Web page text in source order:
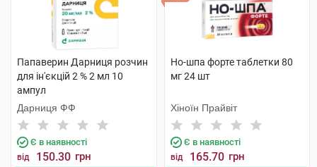
Папаверин Дарниця розчин
для ін'єкцій 2 % 2 мл 10
ампул
Дарниця ФФ
Є в наявності
від 150.30 грн
Но-шпа форте таблетки 80
мг 24 шт
Хіноїн Прайвіт
Є в наявності
від 165.70 грн